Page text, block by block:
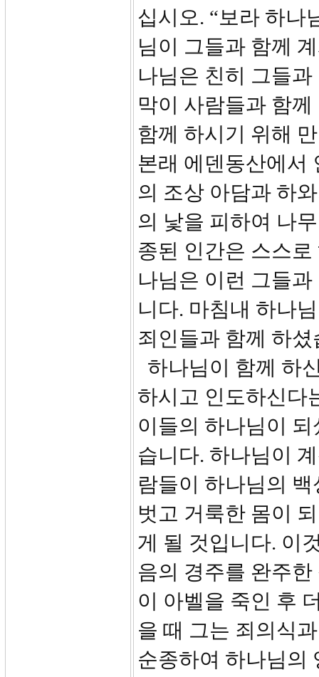
십시오. “보라 하나
님이 그들과 함께
나님은 친히 그들
막이 사람들과 함
함께 하시기 위해
본래 에덴동산에서
의 조상 아담과 하
의 낯을 피하여 나
종된 인간은 스스
나님은 이런 그들
니다. 마침내 하나
죄인들과 함께 하셨
하나님이 함께 하
하시고 인도하신다
이들의 하나님이
습니다. 하나님이
람들이 하나님의
벗고 거룩한 몸이
게 될 것입니다. 이
음의 경주를 완주
이 아벨을 죽인 후
을 때 그는 죄의식
순종하여 하나님의